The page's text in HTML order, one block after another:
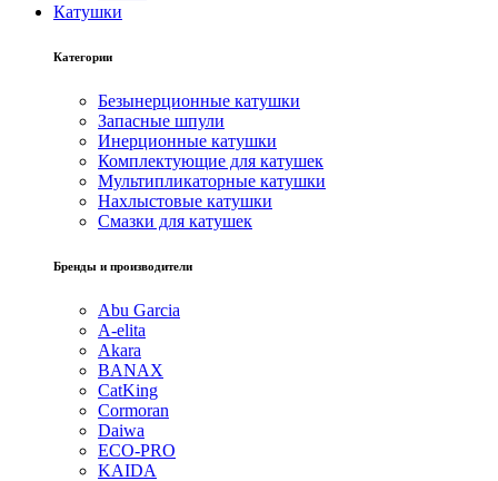
Катушки
Категории
Безынерционные катушки
Запасные шпули
Инерционные катушки
Комплектующие для катушек
Мультипликаторные катушки
Нахлыстовые катушки
Смазки для катушек
Бренды и производители
Abu Garcia
A-elita
Akara
BANAX
CatKing
Cormoran
Daiwa
ECO-PRO
KAIDA